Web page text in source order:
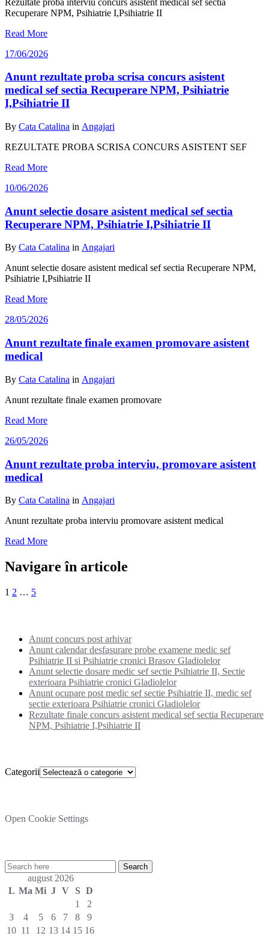
Recuperare NPM, Psihiatrie I,Psihiatrie II
Read More
17/06/2026
Anunt rezultate proba scrisa concurs asistent
medical sef sectia Recuperare NPM, Psihiatrie
I,Psihiatrie II
By Cata Catalina in Angajari
REZULTATE PROBA SCRISA CONCURS ASISTENT SEF
Read More
10/06/2026
Anunt selectie dosare asistent medical sef sectia
Recuperare NPM, Psihiatrie I,Psihiatrie II
By Cata Catalina in Angajari
Anunt selectie dosare asistent medical sef sectia Recuperare NPM,
Psihiatrie I,Psihiatrie II
Read More
28/05/2026
Anunt rezultate finale examen promovare asistent
medical
By Cata Catalina in Angajari
Anunt rezultate finale examen promovare
Read More
26/05/2026
Anunt rezultate proba interviu, promovare asistent
medical
By Cata Catalina in Angajari
Anunt rezultate proba interviu promovare asistent medical
Read More
Navigare în articole
1 2 … 5
Anunt concurs post arhivar
Anunt calendar desfasurare probe examene medic sef
Psihiatrie II si Psihiatrie cronici Brasov Gladiolelor
Anunt selectie dosare medic sef sectie Psihiatrie II, Sectie
exterioara Psihiatrie cronici Gladiolelor
Anunt ocupare post medic sef sectie Psihiatrie II, medic sef
sectie exterioara Psihiatrie cronici Gladiolelor
Rezultate finale concurs asistent medical sef sectia Recuperare
NPM, Psihiatrie I,Psihiatrie II
Categorii
Open Cookie Settings
august 2026
L Ma Mi J V S D
1
2
3
4 5 6 7 8
9
10 11 12 13 14 15 16